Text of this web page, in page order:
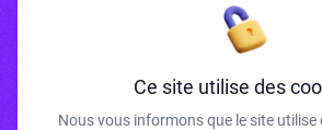
Inscrivez-vous à la
Ce site utilise des
Nous vous informons que le site utilise